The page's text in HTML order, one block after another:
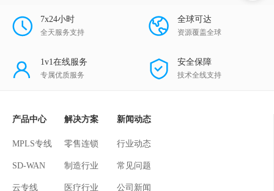
7x24小时
全天服务支持
全球可达
资源覆盖全球
1v1在线服务
专属优质服务
安全保障
技术全线支持
产品中心
MPLS专线
SD-WAN
云专线
解决方案
零售连锁
制造行业
医疗行业
新闻动态
行业动态
常见问题
公司新闻